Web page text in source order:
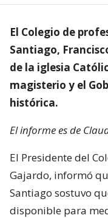
El Colegio de
Santiago,
de la iglesia
magisterio y el
histórica.
El informe es de
El Presidente del
Gajardo, informó
Santiago sostuvo
disponible para